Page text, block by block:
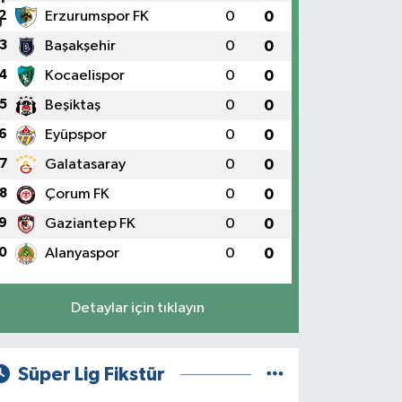
Erzurumspor FK 0 0
3 Başakşehir 0 0
Kocaelispor 0 0
5 Beşiktaş 0 0
Eyüpspor 0 0
7 Galatasaray 0 0
8 Çorum FK 0 0
Gaziantep FK 0 0
Alanyaspor 0 0
Detaylar için tıklayın
Süper Lig Fikstür